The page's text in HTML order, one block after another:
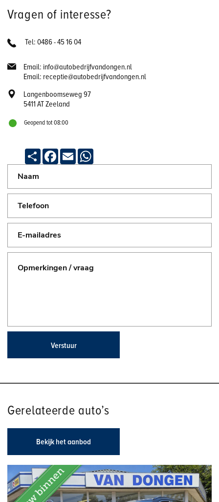
Vragen of interesse?
Tel: 0486 - 45 16 04
Email: info@autobedrijfvandongen.nl
Email: receptie@autobedrijfvandongen.nl
Langenboomseweg 97
5411 AT Zeeland
Geopend tot 08:00
Deel Facebook
Email
Verstuur
Gerelateerde auto’s
Bekijk het aanbod